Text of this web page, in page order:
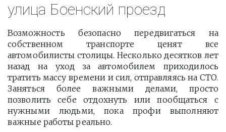
улица Боенский проезд
Возможность безопасно передвигаться на
собственном транспорте ценят все
автомобилисты столицы. Несколько десятков лет
назад на уход за автомобилем приходилось
тратить массу времени и сил, отправляясь на СТО.
Заняться более важными делами, просто
позволить себе отдохнуть или пообщаться с
нужными людьми, пока профи выполняют
важные работы реально.